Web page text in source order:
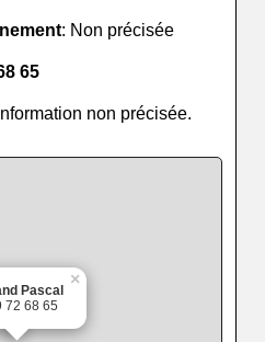
: Non précisée
65
non précisée.
Pascal
72 68 65
×